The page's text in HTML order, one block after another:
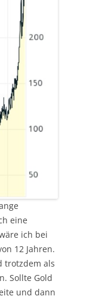
eine
ich bei
12 Jahren.
trotzdem als
Sollte Gold
und dann